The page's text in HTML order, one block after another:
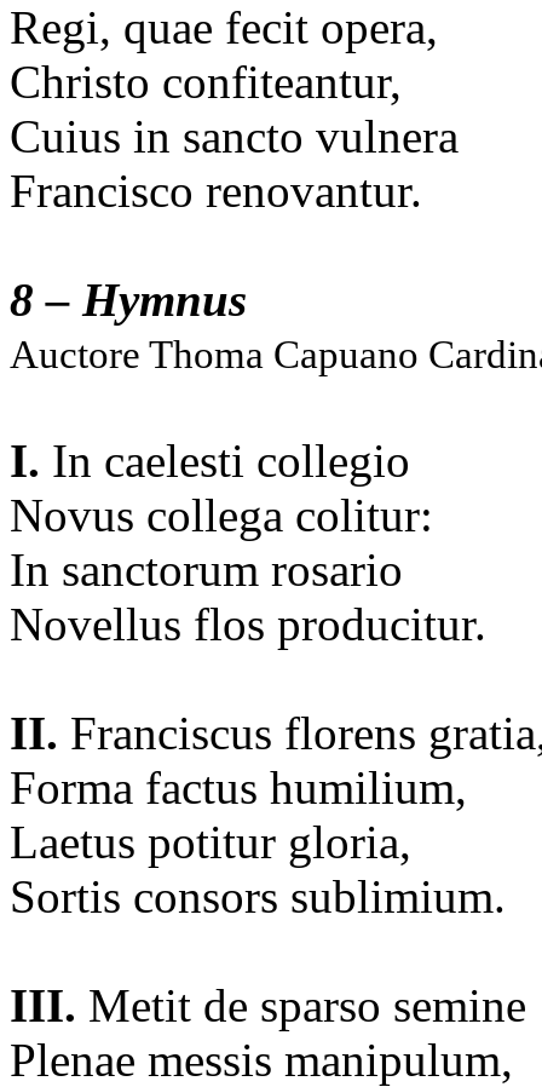
Regi, quae fecit opera,
Christo confiteantur,
Cuius in sancto vulnera
Francisco renovantur.
8 – Hymnus
Auctore Thoma Capuano
I. In caelesti collegio
Novus collega colitur:
In sanctorum rosario
Novellus flos producitur.
II. Franciscus florens
Forma factus humilium,
Laetus potitur gloria,
Sortis consors sublimium.
III. Metit de sparso semine
Plenae messis manipulum,